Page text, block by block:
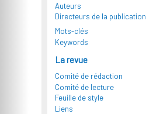
Auteurs
Directeurs de la publication
Mots-clés
Keywords
La revue
Comité de rédaction
Comité de lecture
Feuille de style
Liens